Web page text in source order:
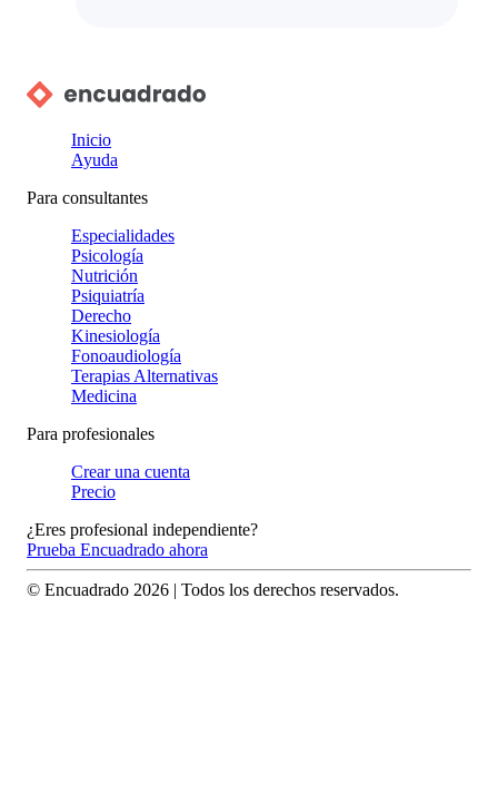
Inicio
Ayuda
Para consultantes
Especialidades
Psicología
Nutrición
Psiquiatría
Derecho
Kinesiología
Fonoaudiología
Terapias Alternativas
Medicina
Para profesionales
Crear una cuenta
Precio
¿Eres profesional independiente?
Prueba Encuadrado ahora
© Encuadrado 2026 | Todos los derechos reservados.